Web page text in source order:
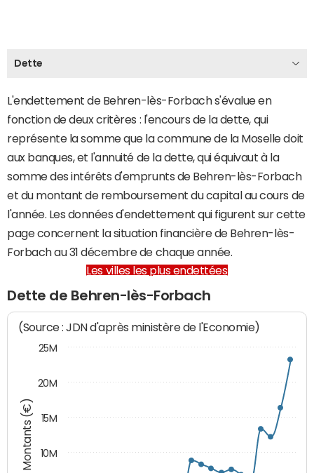
Dette
L'endettement de Behren-lès-Forbach s'évalue en
fonction de deux critères : l'encours de la dette, qui
représente la somme que la commune de la Moselle doit
aux banques, et l'annuité de la dette, qui équivaut à la
somme des intérêts d'emprunts de Behren-lès-Forbach
et du montant de remboursement du capital au cours de
l'année. Les données d'endettement qui figurent sur cette
page concernent la situation financière de Behren-lès-
Forbach au 31 décembre de chaque année.
Les villes les plus endettées
Dette de Behren-lès-Forbach
Montants (€)
(Source : JDN d'après ministère de l'Economie)
10M
15M
20M
25M